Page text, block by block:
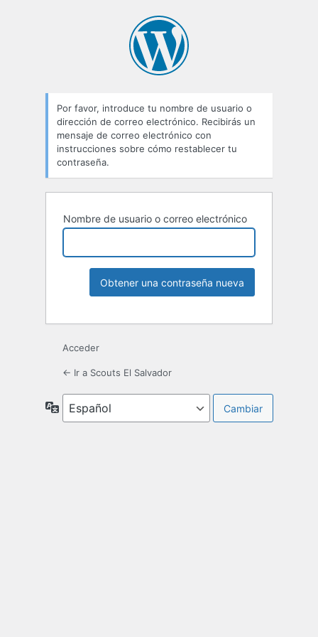
Por favor, introduce tu nombre de usuario o
dirección de correo electrónico. Recibirás un
mensaje de correo electrónico con
instrucciones sobre cómo restablecer tu
contraseña.
Nombre de usuario o correo electrónico
Acceder
← Ir a Scouts El Salvador
Idioma